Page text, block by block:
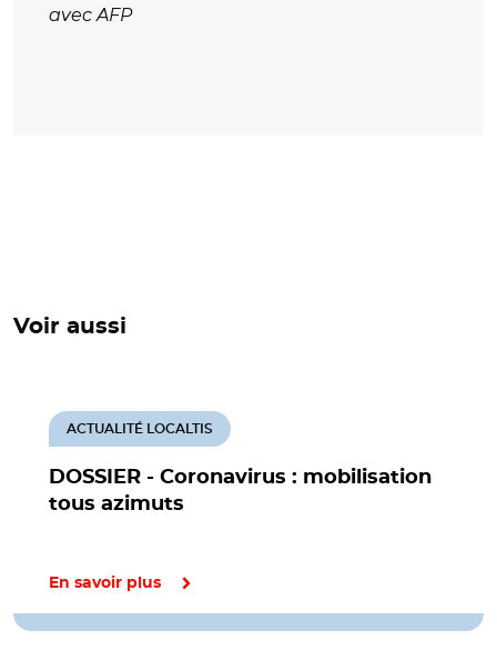
avec AFP
Voir aussi
DOSSIER - Coronavirus : mobilisation
tous azimuts
ACTUALITÉ LOCALTIS
En savoir plus